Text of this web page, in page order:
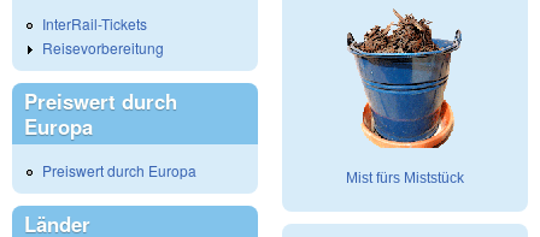
InterRail-Tickets
Reisevorbereitung
Preiswert durch
Europa
Preiswert durch Europa
Länder
Mist fürs Miststück